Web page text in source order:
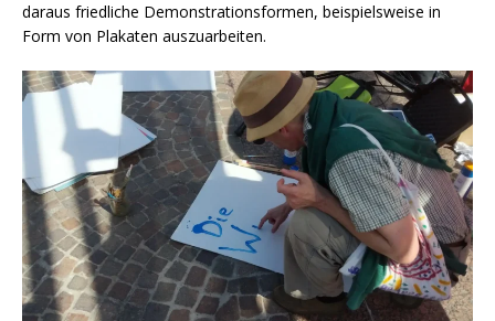
daraus friedliche Demonstrationsformen, beispielsweise in
Form von Plakaten auszuarbeiten.